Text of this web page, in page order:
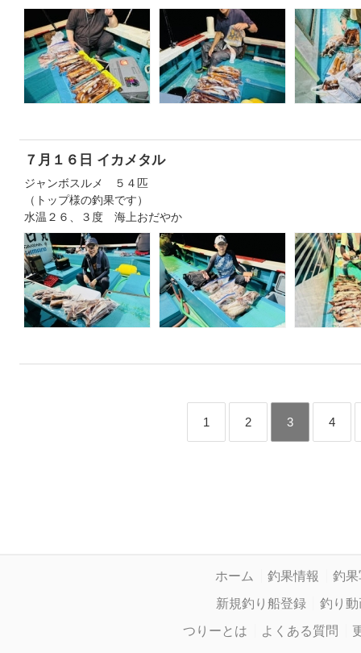
７月１６日 イカメタル
ジャンボスルメ ５４匹
（トップ様の釣果です）
水温２６、３度 海上おだやか
1 2 3 4
ホーム 釣果情報
釣
新規釣り船登録
釣り動
つりーとは
よくある質問